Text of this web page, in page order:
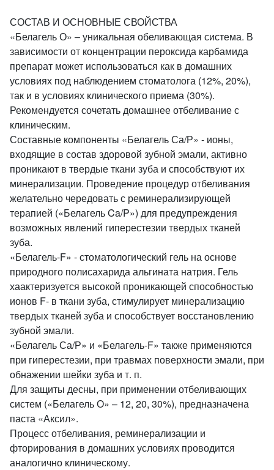
СОСТАВ И ОСНОВНЫЕ СВОЙСТВА
«Белагель О» – уникальная обеливающая система. В
зависимости от концентрации пероксида карбамида
препарат может использоваться как в домашних
условиях под наблюдением стоматолога (12%, 20%),
так и в условиях клинического приема (30%).
Рекомендуется сочетать домашнее отбеливание с
клиническим.
Составные компоненты «Белагель Са/Р» - ионы,
входящие в состав здоровой зубной эмали, активно
проникают в твердые ткани зуба и способствуют их
минерализации. Проведение процедур отбеливания
желательно чередовать с реминерализирующей
терапией («Белагель Ca/P») для предупреждения
возможных явлений гиперестезии твердых тканей
зуба.
«Белагель-F» - стоматологический гель на основе
природного полисахарида альгината натрия. Гель
хаактеризуется высокой проникающей способностью
ионов F- в ткани зуба, стимулирует минерализацию
твердых тканей зуба и способствует восстановлению
зубной эмали.
«Белагель Са/Р» и «Белагель-F» также применяются
при гиперестезии, при травмах поверхности эмали, при
обнажении шейки зуба и т. п.
Для защиты десны, при применении отбеливающих
систем («Белагель О» – 12, 20, 30%), предназначена
паста «Аксил».
Процесс отбеливания, реминерализации и
фторирования в домашних условиях проводится
аналогично клиническому.